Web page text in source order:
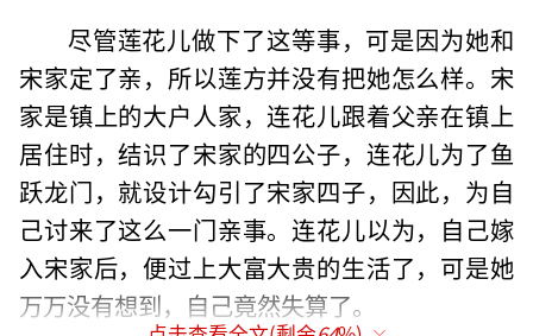
尽管莲花儿做下了这等事，可是因为她和
宋家定了亲，所以莲方并没有把她怎么样。宋
家是镇上的大户人家，连花儿跟着父亲在镇上
居住时，结识了宋家的四公子，连花儿为了鱼
跃龙门，就设计勾引了宋家四子，因此，为自
己讨来了这么一门亲事。连花儿以为，自己嫁
入宋家后，便过上大富大贵的生活了，可是她
万万没有想到，自己竟然失算了。